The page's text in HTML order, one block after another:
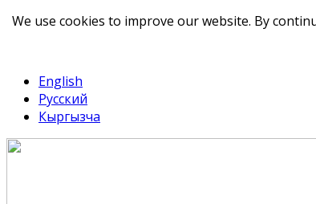
English
Русский
Кыргызча
We use cookies to improve our website. By